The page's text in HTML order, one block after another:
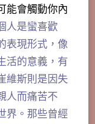
能會觸動你內
人是蠻喜歡
表現形式，像
活的意義，有
維斯則是因失
人而痛苦不
界。那些曾經